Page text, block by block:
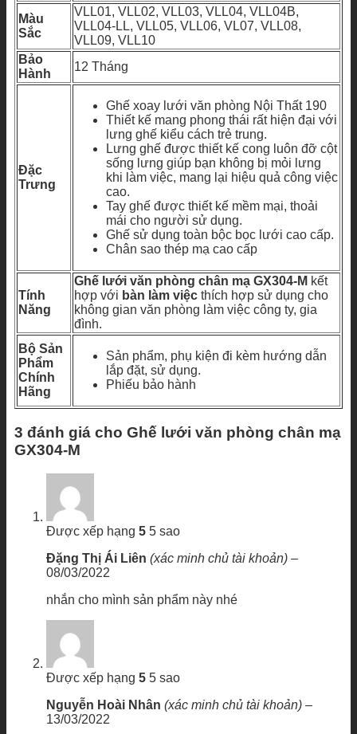
Màu
Sắc
VLL01, VLL02, VLL03, VLL04, VLL04B,
VLL04-LL, VLL05, VLL06, VL07, VLL08,
VLL09, VLL10
Bảo
Hành
12 Tháng
Đặc
Trưng
Ghế xoay lưới văn phòng Nội Thất 190
Thiết kế mang phong thái rất hiện đại với
lưng ghế kiểu cách trẻ trung.
Lưng ghế được thiết kế cong luôn đỡ cột
sống lưng giúp bạn không bị mỏi lưng
khi làm việc, mang lại hiệu quả công việc
cao.
Tay ghế được thiết kế mềm mại, thoải
mái cho người sử dụng.
Ghế sử dụng toàn bộc bọc lưới cao cấp.
Chân sao thép mạ cao cấp
Tính
Năng
Ghế lưới văn phòng chân mạ GX304-M kết
hợp với bàn làm việc thích hợp sử dụng cho
không gian văn phòng làm việc công ty, gia
đình.
Bộ Sản
Phẩm
Chính
Hãng
Sản phẩm, phụ kiện đi kèm hướng dẫn
lắp đặt, sử dụng.
Phiếu bảo hành
3 đánh giá cho Ghế lưới văn phòng chân mạ
GX304-M
Được xếp hạng 5 5 sao
Đặng Thị Ái Liên (xác minh chủ tài khoản) –
08/03/2022
nhắn cho mình sản phẩm này nhé
Được xếp hạng 5 5 sao
Nguyễn Hoài Nhân (xác minh chủ tài khoản) –
13/03/2022